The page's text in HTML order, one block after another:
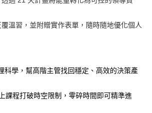
溫習，並附贈實作表單，隨時隨地優化個人
科學，幫高階主管找回穩定、高效的決策產
課程打破時空限制，零碎時間即可精準進